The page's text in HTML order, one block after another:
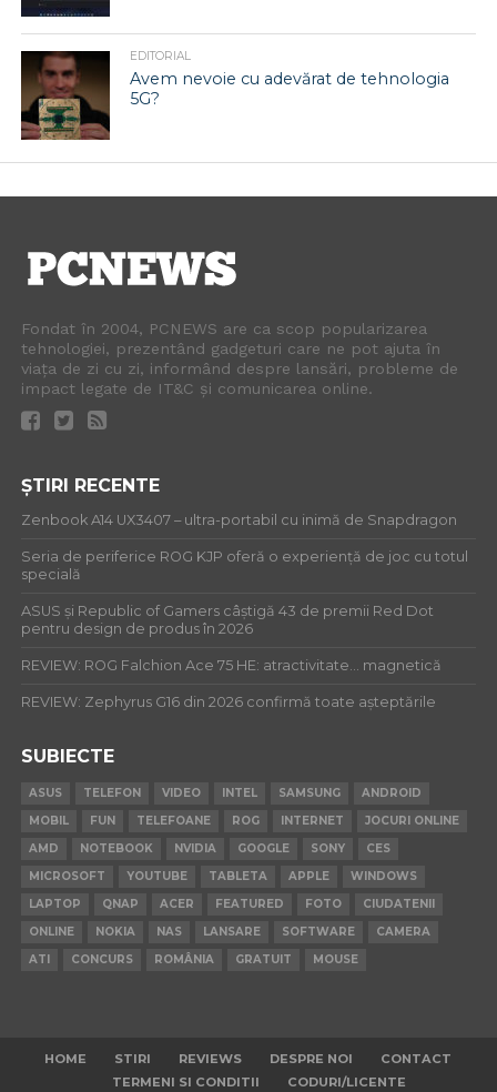
EDITORIAL
Avem nevoie cu adevărat de tehnologia
5G?
Fondat în 2004, PCNEWS are ca scop popularizarea
tehnologiei, prezentând gadgeturi care ne pot ajuta în
viața de zi cu zi, informând despre lansări, probleme de
impact legate de IT&C și comunicarea online.
ȘTIRI RECENTE
Zenbook A14 UX3407 – ultra-portabil cu inimă de Snapdragon
Seria de periferice ROG KJP oferă o experiență de joc cu totul
specială
ASUS și Republic of Gamers câștigă 43 de premii Red Dot
pentru design de produs în 2026
REVIEW: ROG Falchion Ace 75 HE: atractivitate… magnetică
REVIEW: Zephyrus G16 din 2026 confirmă toate așteptările
SUBIECTE
ASUS TELEFON VIDEO INTEL SAMSUNG
ANDROID
MOBIL
FUN TELEFOANE ROG INTERNET
JOCURI ONLINE
AMD
NOTEBOOK NVIDIA GOOGLE SONY
CES
MICROSOFT
YOUTUBE TABLETA APPLE
WINDOWS
LAPTOP
QNAP ACER FEATURED FOTO
CIUDATENII
ONLINE
NOKIA NAS LANSARE SOFTWARE
CAMERA
ATI
CONCURS ROMÂNIA GRATUIT MOUSE
HOME STIRI REVIEWS DESPRE NOI
CONTACT
TERMENI SI CONDITII
CODURI/LICENTE